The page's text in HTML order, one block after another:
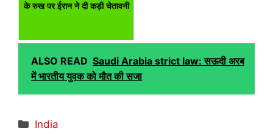
के रुख पर ईरान ने दी कड़ी चेतावनी
ALSO READ Saudi Arabia strict law: सऊदी अरब
में भारतीय युवक को मौत की सजा
Categories
India